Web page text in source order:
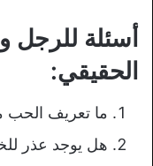
أسئلة للرجل
الحقيقي:
ما تعريف
هل يوجد عذر